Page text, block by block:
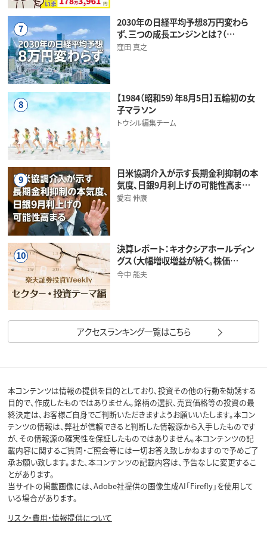
7
2030年の日経平均予想8万円変わら
ず、三つの成長エンジンとは？（…
窪田 真之
8
【1984（昭和59）年8月5日】五輪初の女
子マラソン
トウシル編集チーム
9
日米協調介入が示す長期金利抑制の本
気度、日銀9月利上げの可能性高ま…
愛宕 伸康
10
決算レポート：キオクシアホールディン
グス（大幅増収増益が続く。株価…
今中 能夫
アクセスランキング一覧はこちら
本コンテンツは情報の提供を目的としており、投資その他の行動を勧誘する
目的で、作成したものではありません。銘柄の選択、売買価格等の投資の最
終決定は、お客様ご自身でご判断いただきますようお願いいたします。本コン
テンツの情報は、弊社が信頼できると判断した情報源から入手したものです
が、その情報源の確実性を保証したものではありません。本コンテンツの記
載内容に関するご質問・ご照会等には一切お答え致しかねますので予めご了
承お願い致します。また、本コンテンツの記載内容は、予告なしに変更するこ
とがあります。
当サイトの掲載画像には、Adobe社提供の画像生成AI「Firefly」を使用して
いる場合があります。
リスク・費用・情報提供について